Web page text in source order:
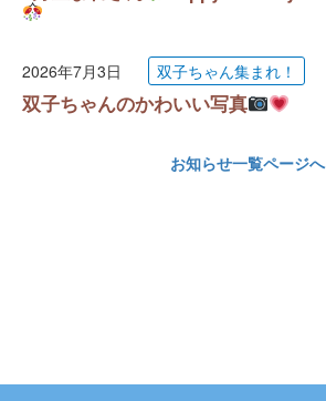
2026年7月3日 双子ちゃん集まれ！
双子ちゃんのかわいい写真
お知らせ一覧ページへ